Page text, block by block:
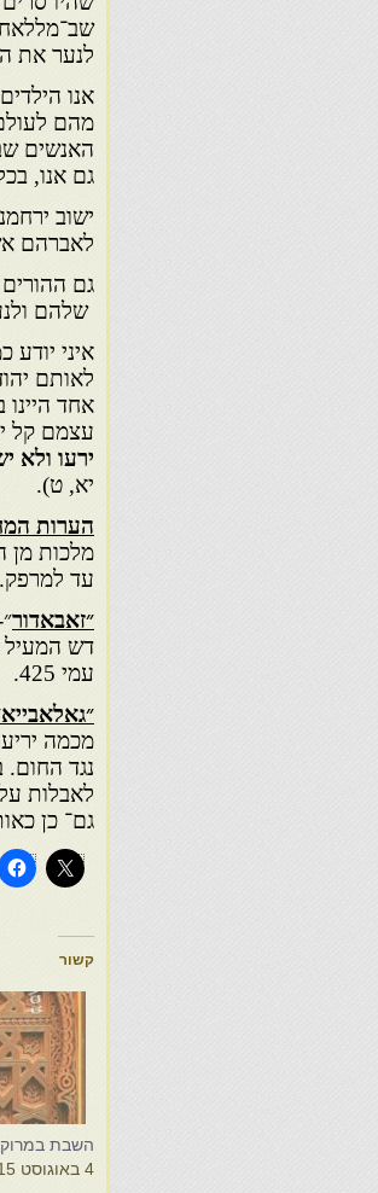
שב־מללאח
לנער את
אנו
מהם
האנשים
גם אנו,
ישוב
לאברהם
גם ההורים
שלהם
איני
לאותם
אחד
עצמם קל
ירעו ולא
יא, ט).
הערות
מלכות מן
עד למרפק.
״זאבאדור
דש המעיל
עמי 425.
מכמה
נגד החום.
לאבלות
גם־ כן
קשור
השבת
4 באוגוסט 2015